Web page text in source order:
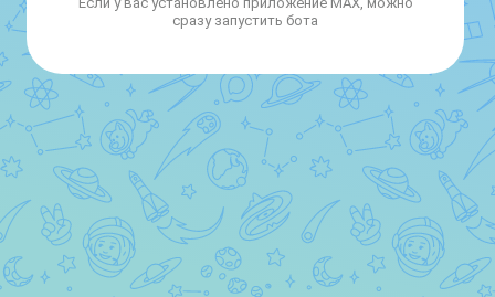
сразу запустить бота